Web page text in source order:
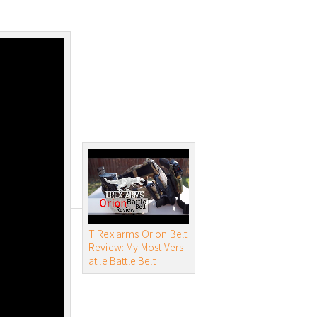
T Rex arms Orion Belt
Review: My Most Vers
atile Battle Belt